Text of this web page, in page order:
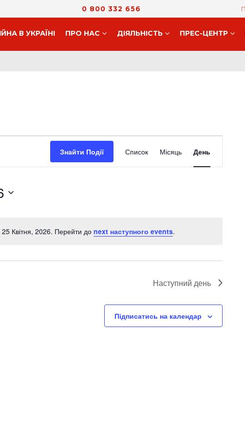
0 800 332 656
В УКРАЇНІ ПРО НАС ДIЯЛЬНIСТЬ ПРЕС-ЦЕНТР
Notice
Квітня, 2026. Перейти до next наступного events.
Знайти Події
Views
Список Місяць День
Наступний день
Підписатись на календар